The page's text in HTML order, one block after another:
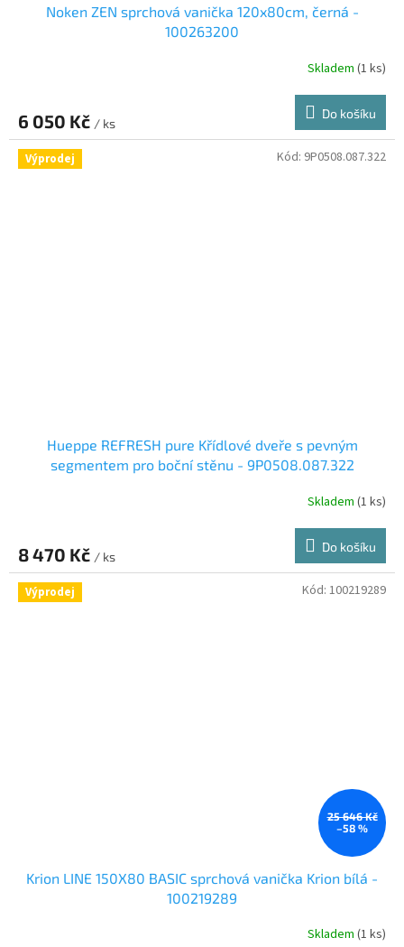
Noken ZEN sprchová vanička 120x80cm, černá -
100263200
Skladem (1 ks)
6 050 Kč / ks
Do košíku
Výprodej
Hueppe REFRESH pure Křídlové dveře s pevným
segmentem pro boční stěnu - 9P0508.087.322
Skladem (1 ks)
8 470 Kč / ks
Do košíku
Kód: 9P0508.087.322
Výprodej
25 646 Kč
–58 %
Krion LINE 150X80 BASIC sprchová vanička Krion bílá -
100219289
Skladem (1 ks)
Kód: 100219289